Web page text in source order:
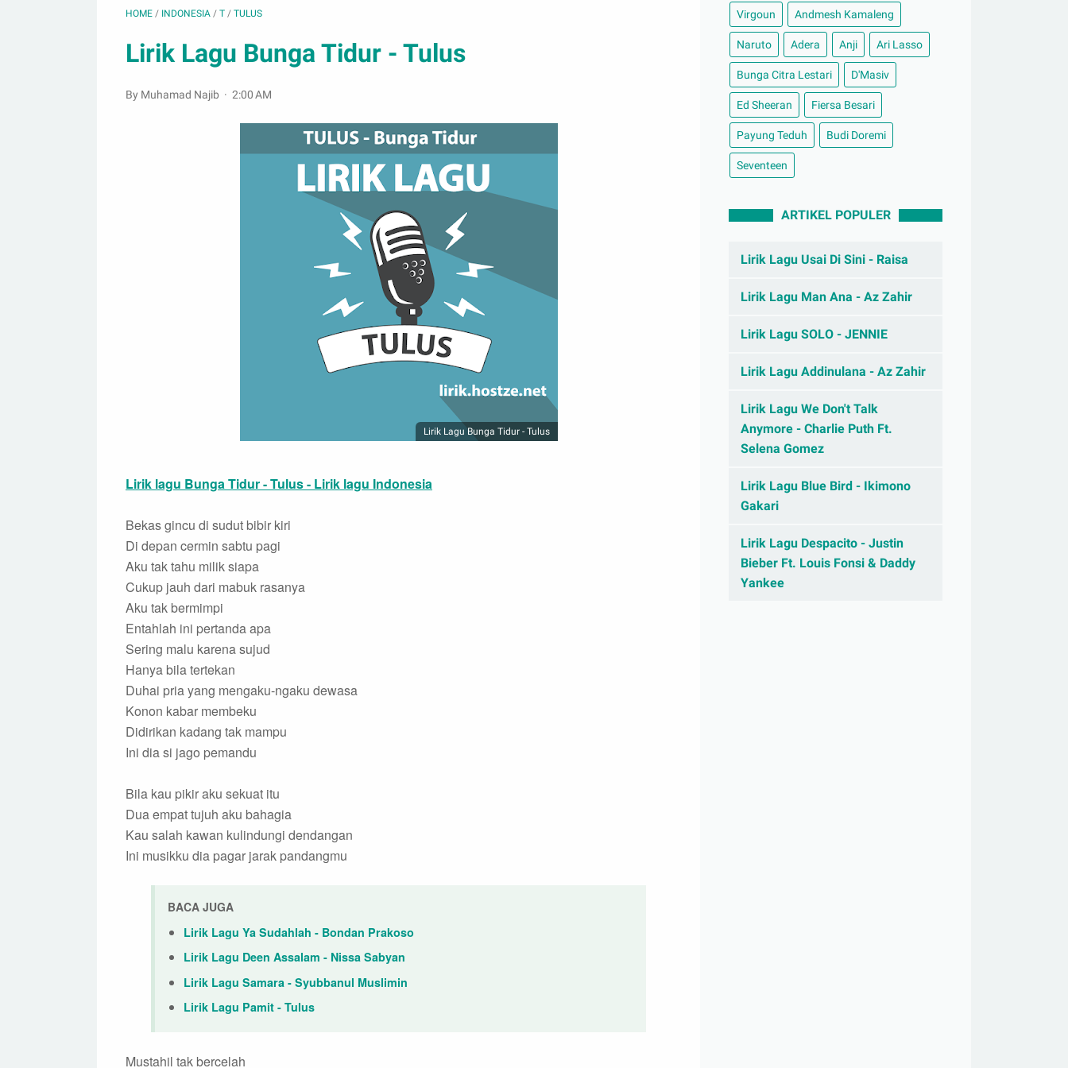
HOME / INDONESIA / T / TULUS
Lirik Lagu Bunga Tidur - Tulus
By Muhamad Najib 2:00 AM
Lirik Lagu Bunga Tidur - Tulus
Lirik lagu Bunga Tidur - Tulus - Lirik lagu Indonesia
Bekas gincu di sudut bibir kiri
Di depan cermin sabtu pagi
Aku tak tahu milik siapa
Cukup jauh dari mabuk rasanya
Aku tak bermimpi
Entahlah ini pertanda apa
Sering malu karena sujud
Hanya bila tertekan
Duhai pria yang mengaku-ngaku dewasa
Konon kabar membeku
Didirikan kadang tak mampu
Ini dia si jago pemandu
Bila kau pikir aku sekuat itu
Dua empat tujuh aku bahagia
Kau salah kawan kulindungi dendangan
Ini musikku dia pagar jarak pandangmu
BACA JUGA
Lirik Lagu Ya Sudahlah - Bondan Prakoso
Lirik Lagu Deen Assalam - Nissa Sabyan
Lirik Lagu Samara - Syubbanul Muslimin
Lirik Lagu Pamit - Tulus
Mustahil tak bercelah
Virgoun Andmesh Kamaleng
Naruto Adera Anji Ari Lasso
Bunga Citra Lestari D'Masiv
Ed Sheeran Fiersa Besari
Payung Teduh Budi Doremi
Seventeen
ARTIKEL POPULER
Lirik Lagu Usai Di Sini - Raisa
Lirik Lagu Man Ana - Az Zahir
Lirik Lagu SOLO - JENNIE
Lirik Lagu Addinulana - Az Zahir
Lirik Lagu We Don't Talk
Anymore - Charlie Puth Ft.
Selena Gomez
Lirik Lagu Blue Bird - Ikimono
Gakari
Lirik Lagu Despacito - Justin
Bieber Ft. Louis Fonsi & Daddy
Yankee